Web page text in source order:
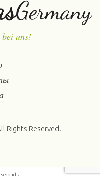
uns!
Rights Reserved.